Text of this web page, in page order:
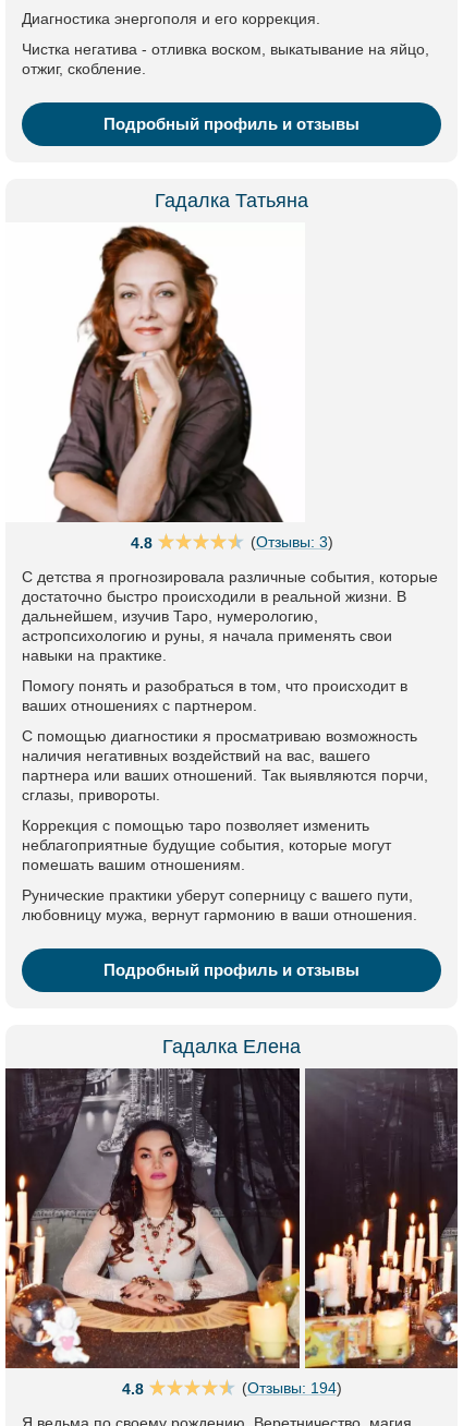
Диагностика энергополя и его коррекция.
Чистка негатива - отливка воском, выкатывание на яйцо,
отжиг, скобление.
Подробный профиль и отзывы
Гадалка Татьяна
4.8 (Отзывы: 3)
С детства я прогнозировала различные события, которые
достаточно быстро происходили в реальной жизни. В
дальнейшем, изучив Таро, нумерологию,
астропсихологию и руны, я начала применять свои
навыки на практике.
Помогу понять и разобраться в том, что происходит в
ваших отношениях с партнером.
С помощью диагностики я просматриваю возможность
наличия негативных воздействий на вас, вашего
партнера или ваших отношений. Так выявляются порчи,
сглазы, привороты.
Коррекция с помощью таро позволяет изменить
неблагоприятные будущие события, которые могут
помешать вашим отношениям.
Рунические практики уберут соперницу с вашего пути,
любовницу мужа, вернут гармонию в ваши отношения.
Подробный профиль и отзывы
Гадалка Елена
4.8 (Отзывы: 194)